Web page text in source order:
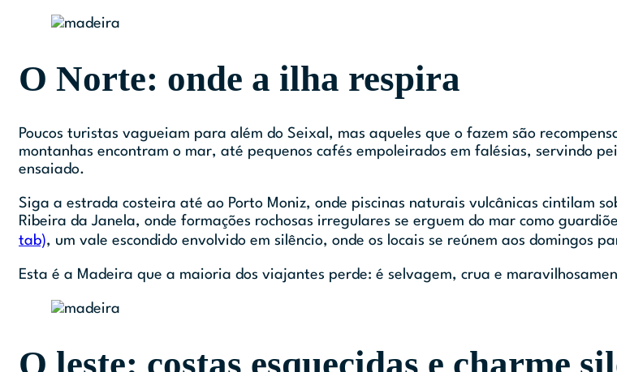
O Norte: onde a ilha respira
Poucos turistas vagueiam para além do Seixal, mas aqueles que o fazem são
montanhas encontram o mar, até pequenos cafés empoleirados em falésias, servindo
ensaiado.
Siga a estrada costeira até ao Porto Moniz, onde piscinas naturais vulcânicas cintilam
Ribeira da Janela, onde formações rochosas irregulares se erguem do mar como
tab), um vale escondido envolvido em silêncio, onde os locais se reúnem aos domingos
Esta é a Madeira que a maioria dos viajantes perde: é selvagem, crua e
O leste: costas esquecidas e charme